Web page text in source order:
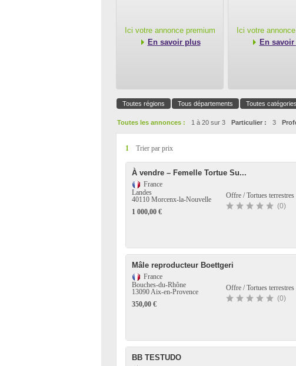
Ici votre annonce premium
En savoir plus
Ici votre
En
Toutes régions Tous départements Toutes catégories
Toutes les annonces : 1 à 20 sur 3 Particulier : 3
1 Trier par prix
À vendre – Femelle Tortue Su...
France
Landes
40110 Morcenx-la-Nouvelle
1 000,00 €
Offre / Tortues terrestres
(0)
Mâle reproducteur Boettgeri
France
Bouches-du-Rhône
13090 Aix-en-Provence
350,00 €
Offre / Tortues terrestres
(0)
BB TESTUDO